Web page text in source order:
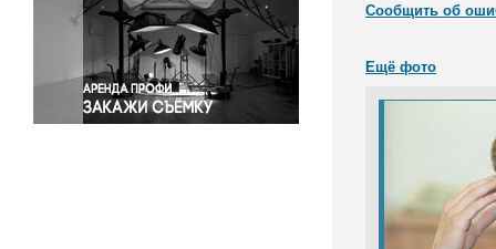
Спорт
Экология
Экономика и бизнес
Сообщить об
Ещё фото